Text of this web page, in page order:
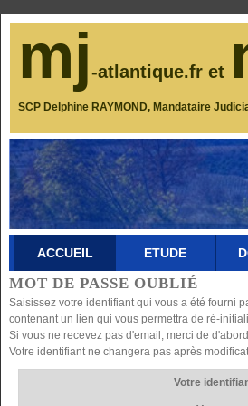
mj-atlantique.fr et
SCP Delphine RAYMOND, Mandataire
ACCUEIL ETUDE
MOT DE PASSE OUBLIÉ
Saisissez votre identifiant qui vous a été fourni
contenant un lien qui vous permettra de ré-
Si vous ne recevez pas d'email, merci de
Votre identifiant ne changera pas après
Votre